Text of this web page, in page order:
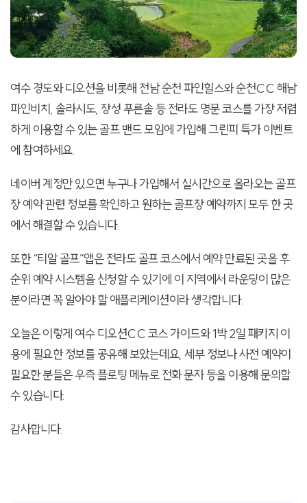
여수 경도와 디오션을 비롯해 전남 순천 파인힐스와 순천CC 해남
파인비치, 솔라시도, 장성 푸른솔 등 전라도 명문 코스를 가장 저렴
하게 이용할 수 있는 골프 밴드 모임에 가입해 그린피 특가 이벤트
에 참여하세요.
네이버 계정만 있으면 누구나 가입해서 실시간으로 올라오는 골프
장 예약 관련 정보를 확인하고 원하는 골프장 예약까지 모두 한 곳
에서 해결할 수 있습니다.
또한 “티알 골프”앱은 전라도 골프 코스에서 예약 만료된 곳을 후
순위 예약 시스템을 신청할 수 있기에 이 지역에서 라운딩이 많은
분이라면 꼭 알아야 할 애플리케이션이라 생각합니다.
오늘은 이렇게 여수 디오션CC 코스 가이드와 1박 2일 패키지 이
용에 필요한 정보를 공유해 보았는데요, 세부 정보나 사전 예약이
필요한 분들은 우측 플로팅 메뉴로 전화 문자 등을 이용해 문의할
수 있습니다.
감사합니다.